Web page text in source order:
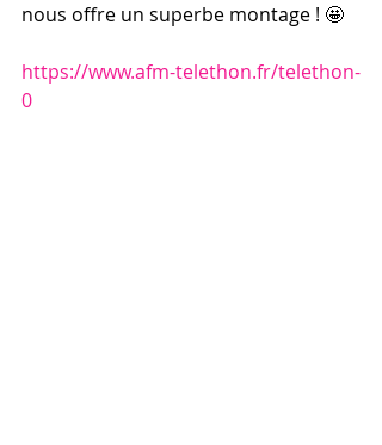
nous offre un superbe montage ! 🤩
https://www.afm-telethon.fr/telethon-
0